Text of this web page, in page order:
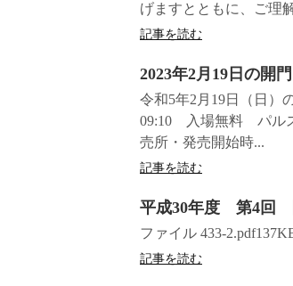
げますとともに、ご理
記事を読む
2023年2月19日の開
令和5年2月19日（日
09:10 入場無料 パル
売所・発売開始時...
記事を読む
平成30年度 第4回
ファイル 433-
記事を読む